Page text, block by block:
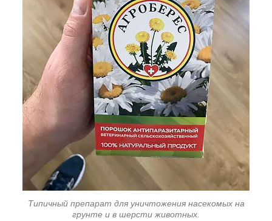
Типичный препарат для уничтожения насекомых на
грунте и в шерсти животных.